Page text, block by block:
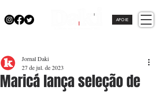
APOIE
Maricá lança seleção de
Jornal Daki
27 de jul. de 2023